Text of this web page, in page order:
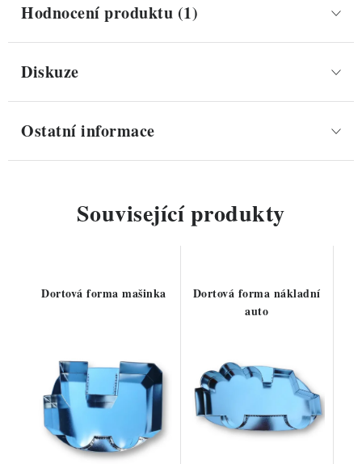
Hodnocení produktu (1)
Diskuze
Ostatní informace
Související produkty
Dortová forma mašinka
Dortová forma nákladní
auto